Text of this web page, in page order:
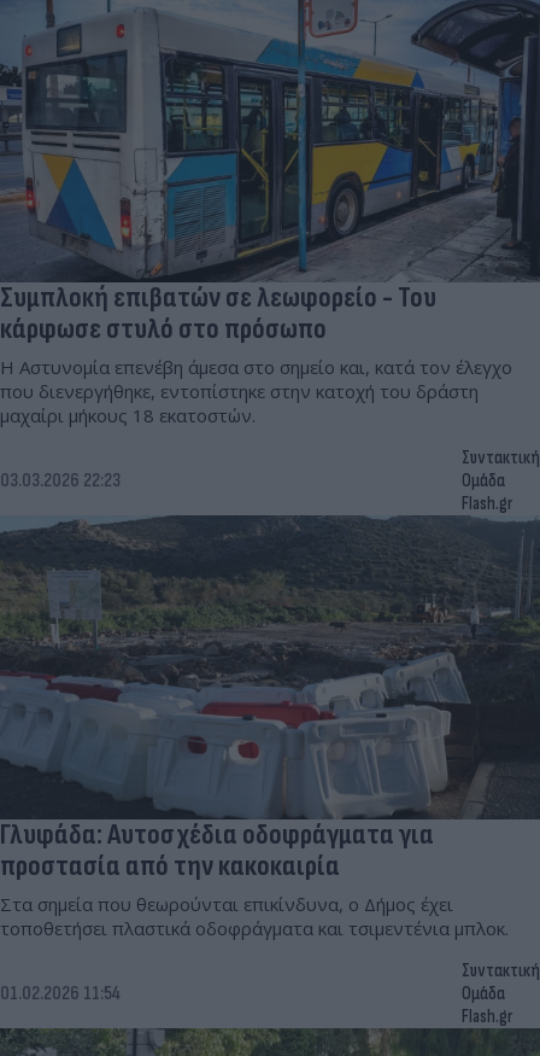
Συμπλοκή επιβατών σε λεωφορείο - Του
κάρφωσε στυλό στο πρόσωπο
Η Αστυνομία επενέβη άμεσα στο σημείο και, κατά τον έλεγχο
που διενεργήθηκε, εντοπίστηκε στην κατοχή του δράστη
μαχαίρι μήκους 18 εκατοστών.
03.03.2026 22:23
Συντακτική
Ομάδα
Flash.gr
Γλυφάδα: Αυτοσχέδια οδοφράγματα για
προστασία από την κακοκαιρία
Στα σημεία που θεωρούνται επικίνδυνα, ο Δήμος έχει
τοποθετήσει πλαστικά οδοφράγματα και τσιμεντένια μπλοκ.
01.02.2026 11:54
Συντακτική
Ομάδα
Flash.gr